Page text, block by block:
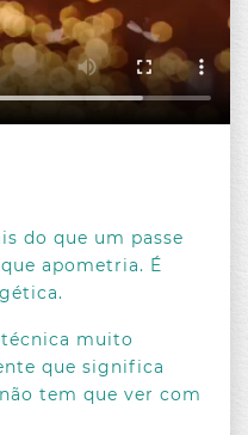
do que um passe
apometria. É
muito
que significa
tem que ver com